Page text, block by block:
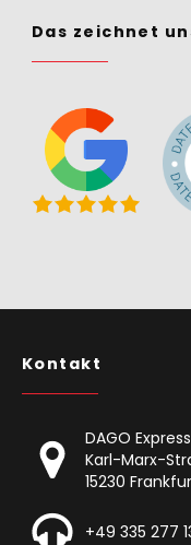
Das zeichnet
Kontakt
DAGO
Karl-Marx-
15230
+49 335 277